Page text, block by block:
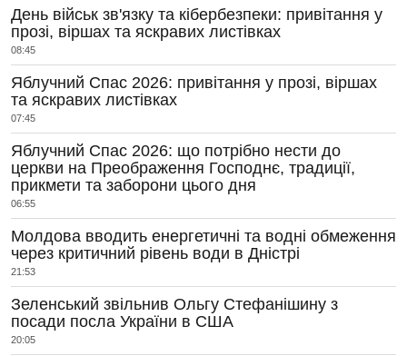
День військ зв'язку та кібербезпеки: привітання у
прозі, віршах та яскравих листівках
08:45
Яблучний Спас 2026: привітання у прозі, віршах
та яскравих листівках
07:45
Яблучний Спас 2026: що потрібно нести до
церкви на Преображення Господнє, традиції,
прикмети та заборони цього дня
06:55
Молдова вводить енергетичні та водні обмеження
через критичний рівень води в Дністрі
21:53
Зеленський звільнив Ольгу Стефанішину з
посади посла України в США
20:05